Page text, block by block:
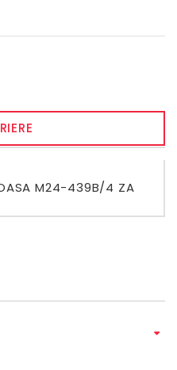
M24-439B/4 ZA